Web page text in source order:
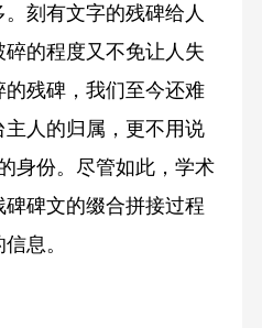
刻有文字的残碑给人
的程度又不免让人失
残碑，我们至今还难
人的归属，更不用说
身份。尽管如此，学术
碑文的缀合拼接过程
息。